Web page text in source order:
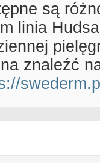
są
linia
znaleźć